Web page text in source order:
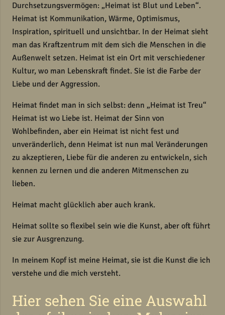
Durchsetzungsvermögen: „Heimat ist Blut und Leben“.
Heimat ist Kommunikation, Wärme, Optimismus,
Inspiration, spirituell und unsichtbar. In der Heimat sieht
man das Kraftzentrum mit dem sich die Menschen in die
Außenwelt setzen. Heimat ist ein Ort mit verschiedener
Kultur, wo man Lebenskraft findet. Sie ist die Farbe der
Liebe und der Aggression.
Heimat findet man in sich selbst: denn „Heimat ist Treu“
Heimat ist wo Liebe ist. Heimat der Sinn von
Wohlbefinden, aber ein Heimat ist nicht fest und
unveränderlich, denn Heimat ist nun mal Veränderungen
zu akzeptieren, Liebe für die anderen zu entwickeln, sich
kennen zu lernen und die anderen Mitmenschen zu
lieben.
Heimat macht glücklich aber auch krank.
Heimat sollte so flexibel sein wie die Kunst, aber oft führt
sie zur Ausgrenzung.
In meinem Kopf ist meine Heimat, sie ist die Kunst die ich
verstehe und die mich versteht.
Hier sehen Sie eine Auswahl